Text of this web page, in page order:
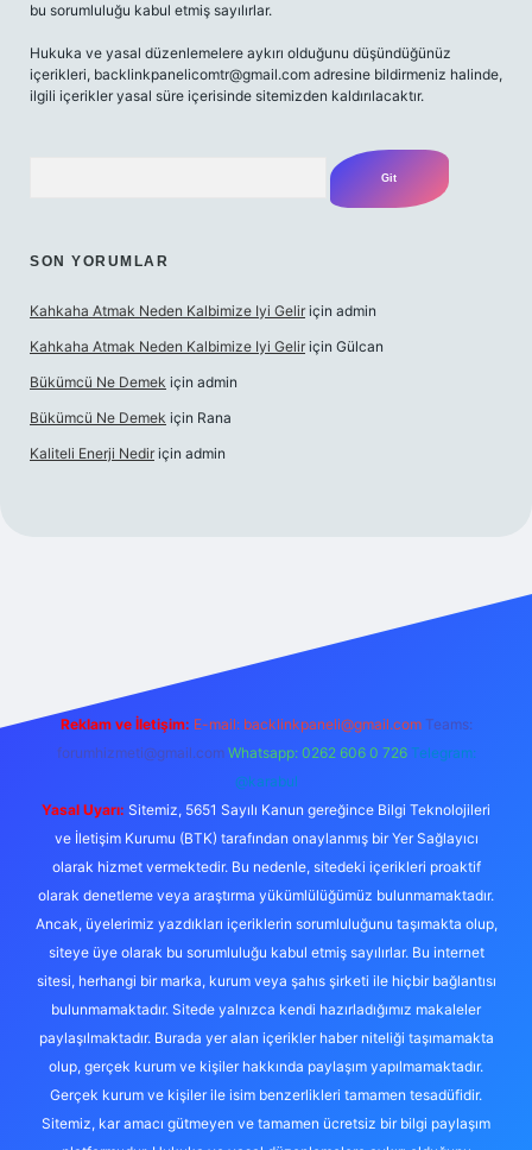
bu sorumluluğu kabul etmiş sayılırlar.
Hukuka ve yasal düzenlemelere aykırı olduğunu düşündüğünüz
içerikleri, backlinkpanelicomtr@gmail.com adresine bildirmeniz halinde,
ilgili içerikler yasal süre içerisinde sitemizden kaldırılacaktır.
SON YORUMLAR
Kahkaha Atmak Neden Kalbimize Iyi Gelir için admin
Kahkaha Atmak Neden Kalbimize Iyi Gelir için Gülcan
Bükümcü Ne Demek için admin
Bükümcü Ne Demek için Rana
Kaliteli Enerji Nedir için admin
Reklam ve İletişim: E-mail: backlinkpaneli@gmail.com Teams:
forumhizmeti@gmail.com Whatsapp: 0262 606 0 726 Telegram:
@karabul
Yasal Uyarı: Sitemiz, 5651 Sayılı Kanun gereğince Bilgi Teknolojileri
ve İletişim Kurumu (BTK) tarafından onaylanmış bir Yer Sağlayıcı
olarak hizmet vermektedir. Bu nedenle, sitedeki içerikleri proaktif
olarak denetleme veya araştırma yükümlülüğümüz bulunmamaktadır.
Ancak, üyelerimiz yazdıkları içeriklerin sorumluluğunu taşımakta olup,
siteye üye olarak bu sorumluluğu kabul etmiş sayılırlar. Bu internet
sitesi, herhangi bir marka, kurum veya şahıs şirketi ile hiçbir bağlantısı
bulunmamaktadır. Sitede yalnızca kendi hazırladığımız makaleler
paylaşılmaktadır. Burada yer alan içerikler haber niteliği taşımamakta
olup, gerçek kurum ve kişiler hakkında paylaşım yapılmamaktadır.
Gerçek kurum ve kişiler ile isim benzerlikleri tamamen tesadüfidir.
Sitemiz, kar amacı gütmeyen ve tamamen ücretsiz bir bilgi paylaşım